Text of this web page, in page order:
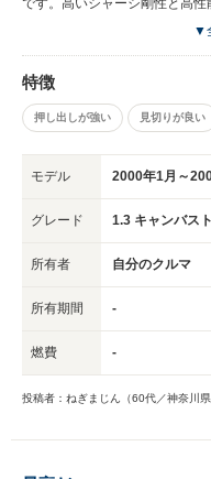
▼
特徴
押し出しが強い 見切りが良い
モデル 2000年1月～
グレード 1.3 キャンバス
所有者 自分のクルマ
所有期間 -
燃費 -
投稿者：ねぎまじん（60代／神奈川県